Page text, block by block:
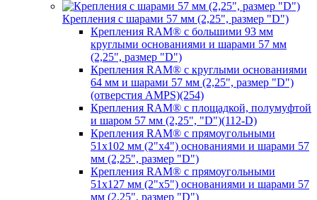
Крепления с шарами 57 мм (2,25", размер "D")
Крепления RAM® с большими 93 мм
круглыми основаниями и шарами 57 мм
(2,25", размер "D")
Крепления RAM® с круглыми основаниями
64 мм и шарами 57 мм (2,25", размер "D")
(отверстия AMPS)(254)
Крепления RAM® с площадкой, полумуфтой
и шаром 57 мм (2,25", "D")(112-D)
Крепления RAM® с прямоугольными
51х102 мм (2"х4") основаниями и шарами 57
мм (2,25", размер "D")
Крепления RAM® с прямоугольными
51х127 мм (2"х5") основаниями и шарами 57
мм (2,25", размер "D")